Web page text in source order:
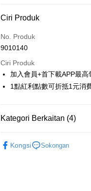
Kaedah Pembayaran
Kad Kredit (Bayaran Penuh)
Pengambilan di Kedai
LINE Pay
Apple Pay
Google Pay
Pemindahan ATM
Ciri Produk
No. Produk
9010140
Ciri Produk
加入會員+首下載APP最高
1點紅利點數可折抵1元消
Kategori Berkaitan (4)
人
■文具/吊飾/紙製/胸章/壓
Kongsi Sokongan